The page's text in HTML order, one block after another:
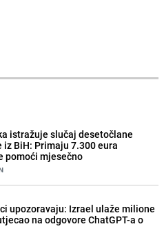
istražuje slučaj desetočlane
iz BiH: Primaju 7.300 eura
pomoći mjesečno
upozoravaju: Izrael ulaže milione
na odgovore ChatGPT-a o